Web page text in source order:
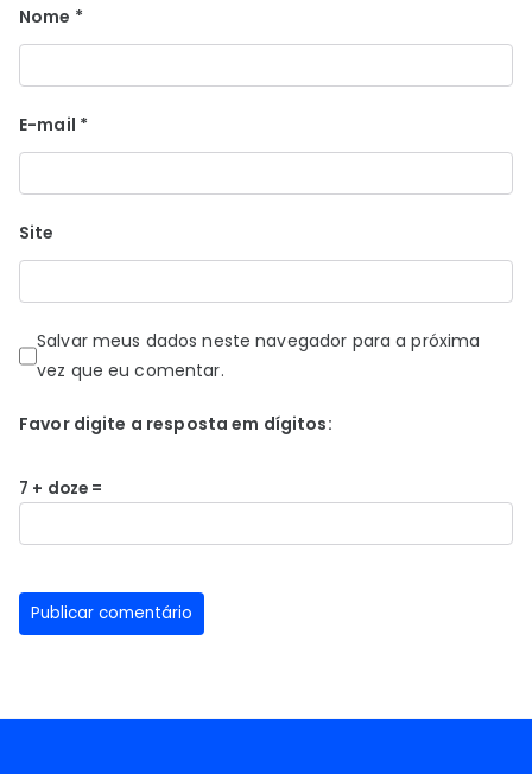
Nome *
E-mail *
Site
Salvar meus dados neste navegador para a próxima
vez que eu comentar.
Favor digite a resposta em dígitos:
7 + doze =